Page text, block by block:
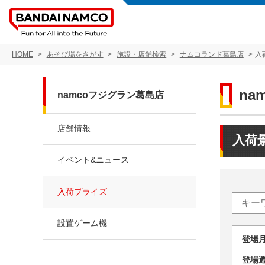
HOME あそび場をさがす 施設・店舗検索 ナムコランド葛島店 入
入荷
登
登
namcoフジグラン葛島店
店舗情報
イベント&ニュース
入荷プライズ
設置ゲーム機